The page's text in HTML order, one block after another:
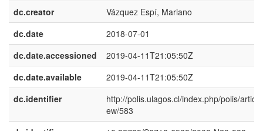
dc.creator
Vázquez Espí, Mariano
dc.date
2018-07-01
dc.date.accessioned
2019-04-11T21:05:50Z
dc.date.available
2019-04-11T21:05:50Z
dc.identifier
http://polis.ulagos.cl/index.php/polis/
ew/583